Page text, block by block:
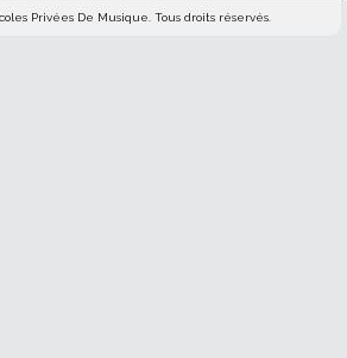
Privées De Musique. Tous droits réservés.